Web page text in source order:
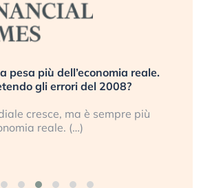
pesa più dell’economia reale.
gli errori del 2008?
cresce, ma è sempre più
reale. (…)